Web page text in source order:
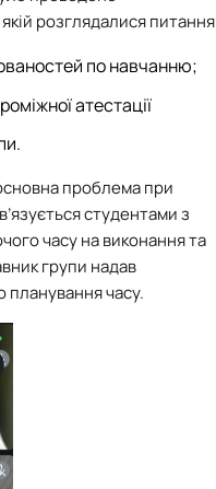
розглядалися
по навчанню;
атестації
проблема при
студентами з
часу на виконання та
групи надав
планування часу.